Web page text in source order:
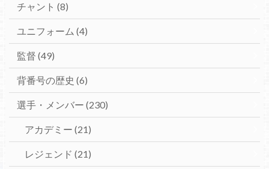
チャント (8)
ユニフォーム (4)
監督 (49)
背番号の歴史 (6)
選手・メンバー (230)
アカデミー (21)
レジェンド (21)